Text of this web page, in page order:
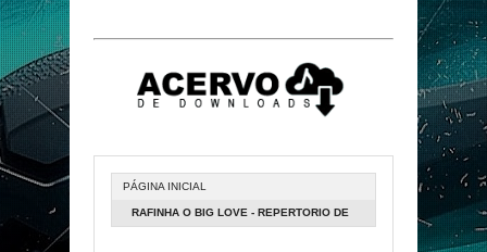
PÁGINA INICIAL
RAFINHA O BIG LOVE - REPERTORIO DE